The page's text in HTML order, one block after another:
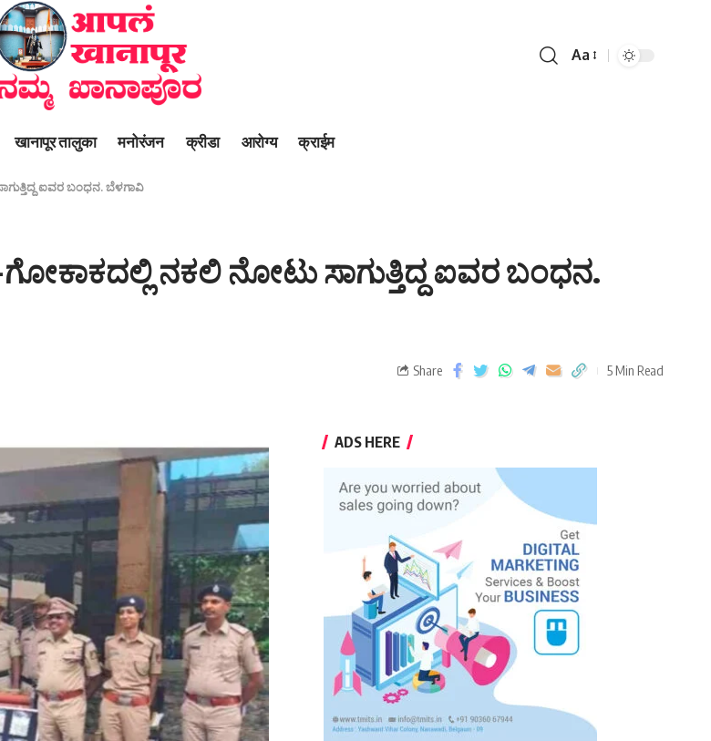
Aa
खानापूर तालुका मनोरंजन क्रीडा आरोग्य क्राईम
ಐವರ ಬಂಧನ. ಬೆಳಗಾವಿ
ಗೋಕಾಕದಲ್ಲಿ ನಕಲಿ ನೋಟು ಸಾಗುತ್ತಿದ್ದ ಐವರ ಬಂಧನ.
Share 5 Min Read
ADS HERE